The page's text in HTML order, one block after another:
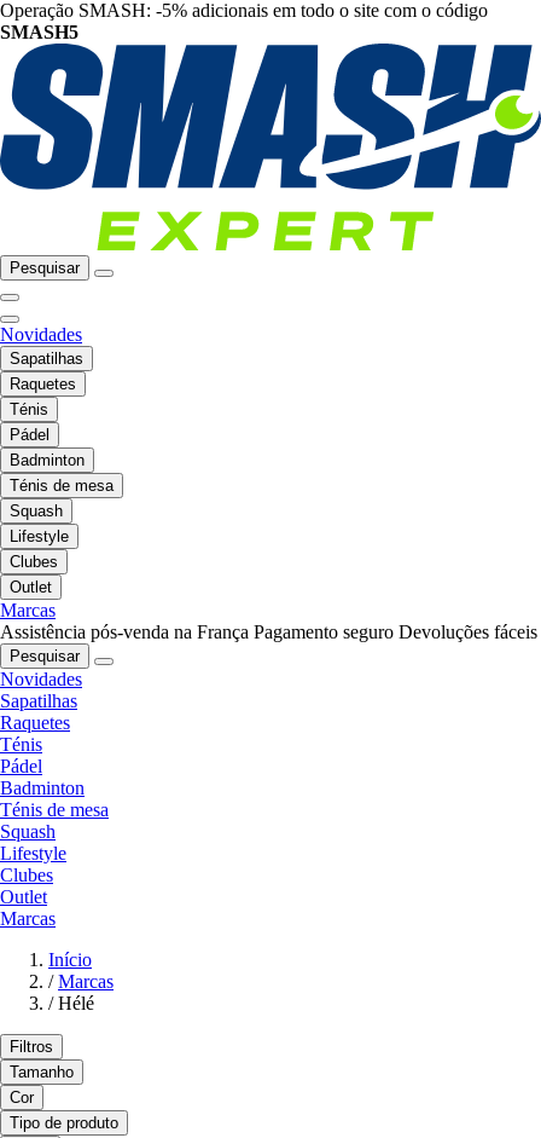
Operação SMASH: -5% adicionais em todo o site com o código
SMASH5
Pesquisar
Novidades
Sapatilhas
Raquetes
Ténis
Pádel
Badminton
Ténis de mesa
Squash
Lifestyle
Clubes
Outlet
Marcas
Assistência pós-venda na França Pagamento seguro Devoluções fáceis
Pesquisar
Novidades
Sapatilhas
Raquetes
Ténis
Pádel
Badminton
Ténis de mesa
Squash
Lifestyle
Clubes
Outlet
Marcas
Início
/ Marcas
/ Hélé
Filtros
Tamanho
Cor
Tipo de produto